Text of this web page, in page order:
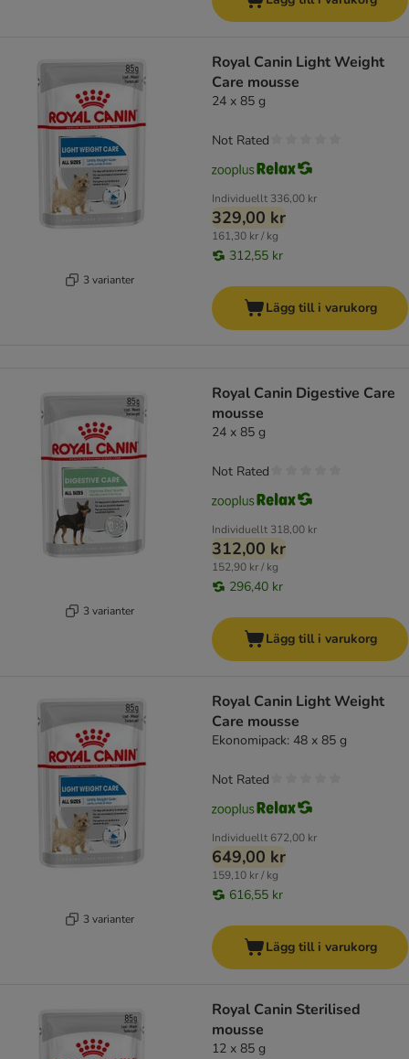
3 varianter
Royal Canin Light Weight
Care mousse
24 x 85 g
Individuellt 336,00 kr
329,00 kr
161,30 kr / kg
312,55 kr
Not Rated
Lägg till i varukorg
3 varianter
Royal Canin Digestive Care
mousse
24 x 85 g
Individuellt 318,00 kr
312,00 kr
152,90 kr / kg
296,40 kr
Not Rated
Lägg till i varukorg
3 varianter
Royal Canin Light Weight
Care mousse
Ekonomipack: 48 x 85 g
Individuellt 672,00 kr
649,00 kr
159,10 kr / kg
616,55 kr
Not Rated
Lägg till i varukorg
Royal Canin Sterilised
mousse
12 x 85 g